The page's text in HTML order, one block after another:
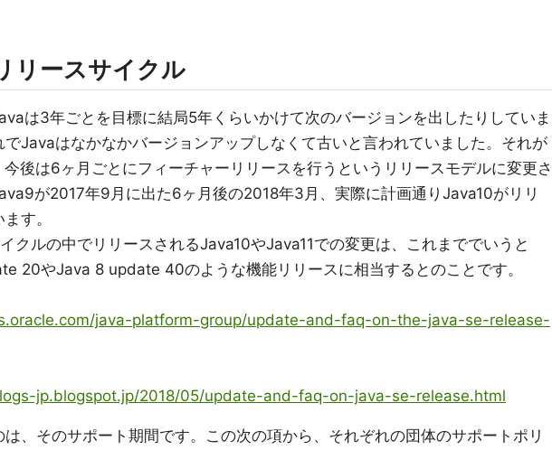
リースサイクル
は3年ごとを目標に結局5年くらいかけて次のバージョンを出したりしていま
でJavaはなかなかバージョンアップしなくて古いと言われていました。それが
後は6ヶ月ごとにフィーチャーリリースを行うというリリースモデルに変更さ
が2017年9月に出た6ヶ月後の2018年3月、実際に計画通りJava10がリリ
す。
クルの中でリリースされるJava10やJava11での変更は、これまででいうと
20やJava 8 update 40のような機能リリースに相当するとのことです。
java-platform-group/update-and-faq-on-the-java-se-release-
jp.blogspot.jp/2018/05/update-and-faq-on-java-se-release.html
は、そのサポート期間です。この次の項から、それぞれの団体のサポートポリ